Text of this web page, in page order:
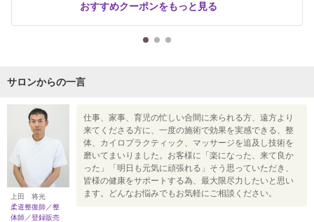
おすすめクーポンをもっと見る
サロンからの一言
上田 将光
柔道整復師／整
体師／登録販売
仕事、家事、育児の忙しい合間に来られる方、遠方より
来てくださる方に、一度の施術で効果を実感できる、整
体、カイロプラクティック、マッサージを追及し技術を
磨いてまいりました。お客様に「楽になった、来て良か
った」「明日も元気に頑張れる」そう思っていただき、
皆様の健康をサポートする為、最大限尽力したいと思い
ます。どんなお悩みでもお気軽にご相談ください。